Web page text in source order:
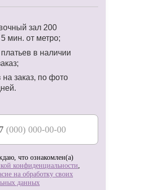
что ознакомлен(а)
конфиденциальности,
на обработку своих
данных
зал 200
мин. от метро;
в наличии
заказ, по фото